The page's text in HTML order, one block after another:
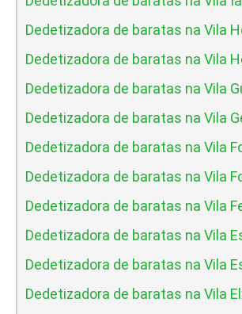
Dedetizadora de baratas na Vila
Dedetizadora de baratas na Vila
Dedetizadora de baratas na Vila
Dedetizadora de baratas na Vila
Dedetizadora de baratas na Vila
Dedetizadora de baratas na Vila
Dedetizadora de baratas na Vila
Dedetizadora de baratas na Vila
Dedetizadora de baratas na Vila
Dedetizadora de baratas na Vila